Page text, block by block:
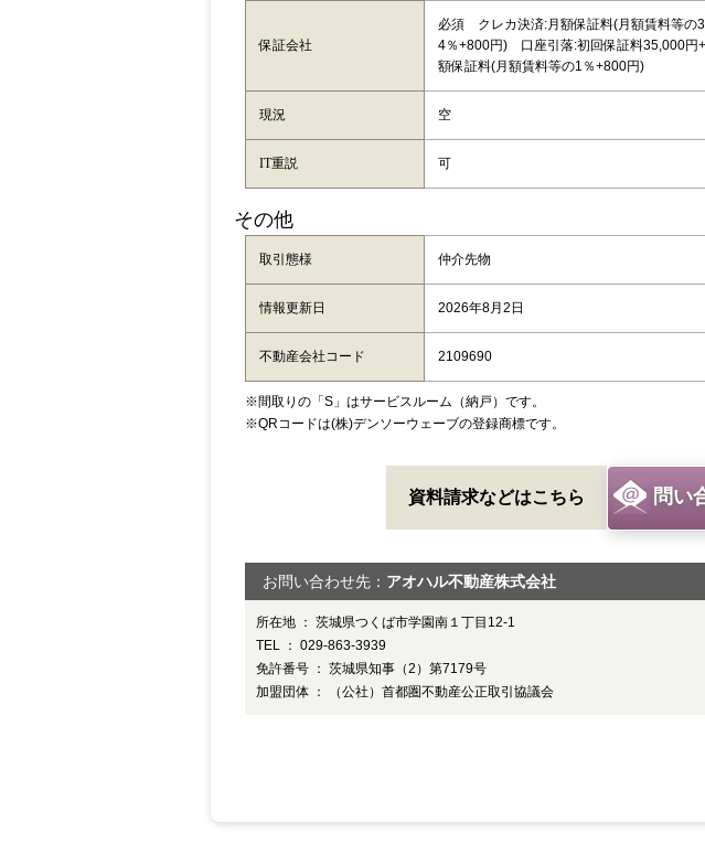
保証会社
必須 クレカ決済:月額保証料(月額賃料等の
4％+800円) 口座引落:初回保証料35,000円+
額保証料(月額賃料等の1％+800円)
現況 空
IT重説 可
その他
取引態様 仲介先物
情報更新日 2026年8月2日
不動産会社コード 2109690
※間取りの「S」はサービスルーム（納戸）です。
※QRコードは(株)デンソーウェーブの登録商標です。
資料請求などはこちら 問い
お問い合わせ先： アオハル不動産株式会社
所在地 ： 茨城県つくば市学園南１丁目12-1
TEL ： 029-863-3939
免許番号 ： 茨城県知事（2）第7179号
加盟団体 ： （公社）首都圏不動産公正取引協議会